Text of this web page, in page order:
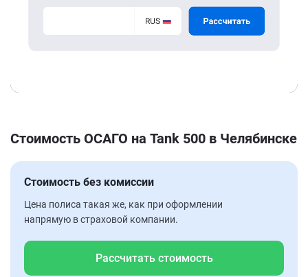
Стоимость ОСАГО на Tank 500 в Челябинске
Стоимость без комиссии
Цена полиса такая же, как при оформлении
напрямую в страховой компании.
Рассчитать стоимость